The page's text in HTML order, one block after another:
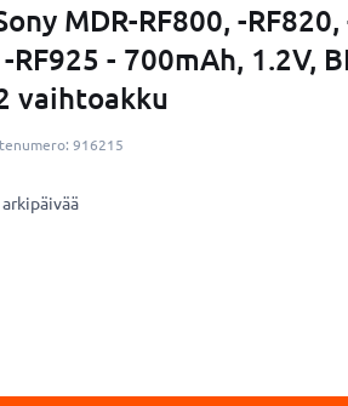
MDR-RF800, -RF820,
RF925 - 700mAh, 1.2V,
vaihtoakku
916215